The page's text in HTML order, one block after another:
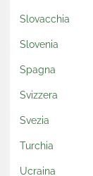
Slovacchia
Slovenia
Spagna
Svizzera
Svezia
Turchia
Ucraina